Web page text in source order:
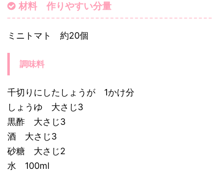
材料 作りやすい分量
ミニトマト 約20個
調味料
千切りにしたしょうが 1かけ分
しょうゆ 大さじ3
黒酢 大さじ3
酒 大さじ3
砂糖 大さじ2
水 100ml